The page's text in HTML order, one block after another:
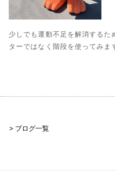
少しでも運動不足を解消するた
ターではなく階段を使ってみま
> ブログ一覧